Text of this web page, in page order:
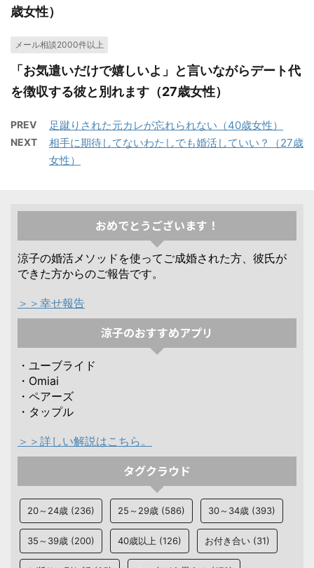
歳女性）
メール相談2000件以上
「お気遣いだけで嬉しいよ」と言いながらデート代
を徴収する彼と別れます（27歳女性）
PREV 足蹴りされた元カレが忘れられない（40歳女性）
NEXT
相手に期待してないわたしでも婚活していい？（27歳
女性）
おめでとうございます！
涼子の婚活メソッドを使ってご成婚された方、彼氏が
できた方からのご報告です。
＞＞幸せ報告
涼子のおすすめアプリ
・ユーブライド
・Omiai
・ペアーズ
・タップル
＞＞詳しい解説はこちら。
タグクラウド
20～24歳 (236) 25～29歳 (586) 30～34歳 (393)
35～39歳 (200) 40歳以上 (126) お付き合い (31)